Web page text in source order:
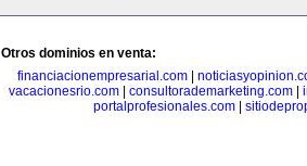
Otros dominios en venta:
financiacionempresarial.com
vacacionesrio.com
consultorademarketing.com
portalprofesionales.com|